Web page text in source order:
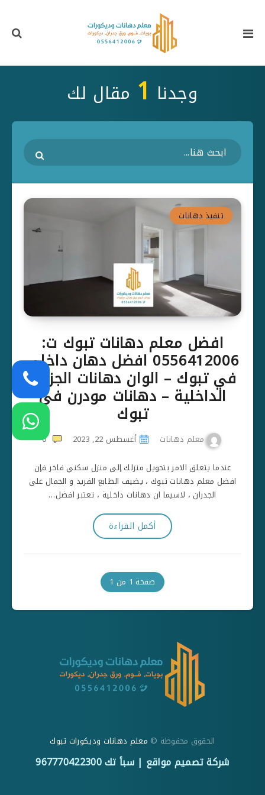
وجدنا 1 مقال لك
تنفيذ دهانات
افضل معلم دهانات تبوك ت:
0556412006 افضل دهان داخلي
في تبوك – الوان دهانات الجزيرة
الداخلية – دهانات مودرن في
تبوك
معلم دهانات أغسطس 22, 2023
0
عندما يتعلق الامر بتحويل منزلك إلى منزل سكني فاخر فإن
افضل معلم دهانات تبوك ، يضيف الطابع الفريد و الجمال على
الجدران ، لاسيما ان دهانات داخلية ، تعتبر افضل…
أكمل القراءة
صفحة 1 من 1
الحقوق محفوظة © معلم دهانات وديكورات تبوك
شركة تصميم مواقع | سبأ تك967770422300